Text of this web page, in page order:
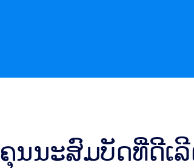
ຄຸນນະສົມບັດທີ່ດີເ